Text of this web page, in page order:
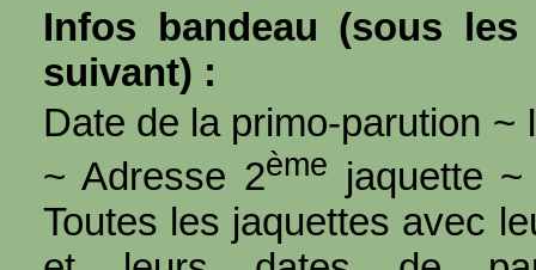
Infos bandeau (sous
suivant) :
Date de la primo-parution ~
~ Adresse 2ème jaquette
Toutes les jaquettes avec